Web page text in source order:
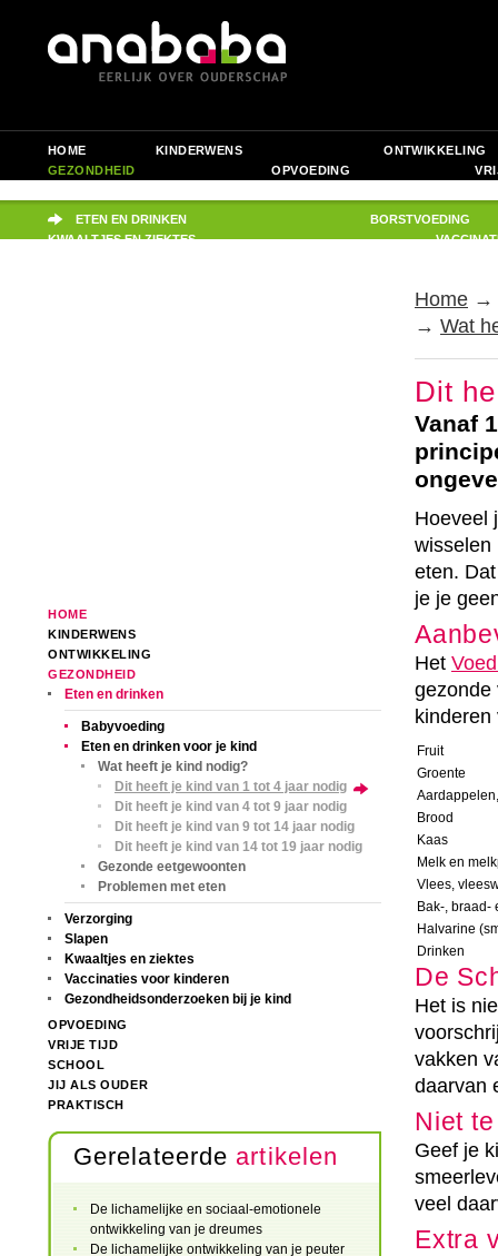
HOME KINDERWENS
ONTWIKKELING
GEZONDHEID
OPVOEDING
ETEN EN DRINKEN
BORSTVOEDING
KWAALTJES EN ZIEKTES
HOME
KINDERWENS
ONTWIKKELING
GEZONDHEID
Eten en drinken
Babyvoeding
Eten en drinken voor je kind
Wat heeft je kind nodig?
Dit heeft je kind van 1 tot 4 jaar nodig
Dit heeft je kind van 4 tot 9 jaar nodig
Dit heeft je kind van 9 tot 14 jaar nodig
Dit heeft je kind van 14 tot 19 jaar nodig
Gezonde eetgewoonten
Problemen met eten
Verzorging
Slapen
Kwaaltjes en ziektes
Vaccinaties voor kinderen
Gezondheidsonderzoeken bij je kind
OPVOEDING
VRIJE TIJD
SCHOOL
JIJ ALS OUDER
PRAKTISCH
Gerelateerde artikelen
De lichamelijke en sociaal-emotionele
ontwikkeling van je dreumes
De lichamelijke ontwikkeling van je peuter
Home →
→ Wat
Dit
Vanaf
Hoeveel
wisselen
eten.
je je
Het
gezonde
kinderen
Fruit
Groente
Brood
Kaas
Melk en
Vlees,
Bak-, braad-
Halvarine
Drinken
De
Het is
vakken
daarvan
Niet
Geef je
veel
Extra